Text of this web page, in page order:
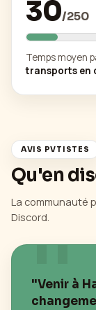
30/250
Temps moyen
transports en
AVIS PVTISTES
Qu'en
La communauté
Discord.
"Venir à